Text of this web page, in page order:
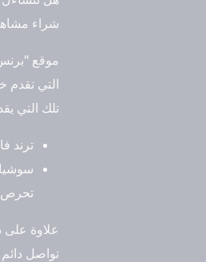
شراء
موقع
التي تقدم
تلك التي
ترند
تحرص
علاوة
تواصل